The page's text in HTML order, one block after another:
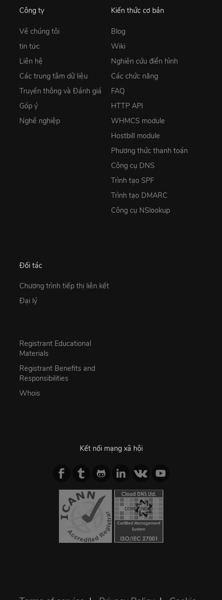
Công ty
Về chúng tôi
tin tức
Liên hệ
Các trung tâm dữ liệu
Truyền thông và Đánh giá
Góp ý
Nghề nghiệp
Kiến thức cơ bản
Blog
Wiki
Nghiên cứu điển hình
Các chức năng
FAQ
HTTP API
WHMCS module
Hostbill module
Phương thức thanh toán
Công cụ DNS
Trình tạo SPF
Trình tạo DMARC
Công cụ NSlookup
Đối tác
Chương trình tiếp thị liên kết
Đại lý
Registrant Educational
Materials
Registrant Benefits and
Responsibilities
Whois
Kết nối mạng xã hội